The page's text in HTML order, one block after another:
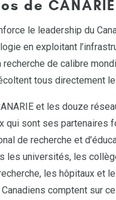
de CANARIE
le leadership du
en exploitant
recherche de calibre
tous directement
et les douze
qui sont ses partenaires
de recherche et
les universités, les
les hôpitaux et
comptent sur